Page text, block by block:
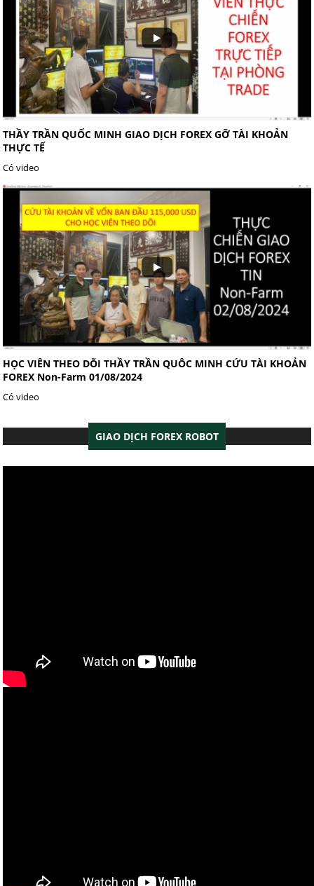
THẦY TRẦN QUỐC MINH GIAO DỊCH FOREX GỠ TÀI KHOẢN
THỰC TẾ
Có video
HỌC VIÊN THEO DÕI THẦY TRẦN QUÔC MINH CỨU TÀI KHOẢN
FOREX Non-Farm 01/08/2024
Có video
GIAO DỊCH FOREX ROBOT